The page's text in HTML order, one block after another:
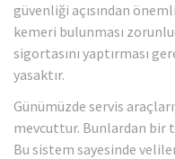
güvenliği açısından
kemeri bulunması
sigortasını yaptırması
yasaktır.
Günümüzde servis
mevcuttur. Bunlardan bir
Bu sistem sayesinde